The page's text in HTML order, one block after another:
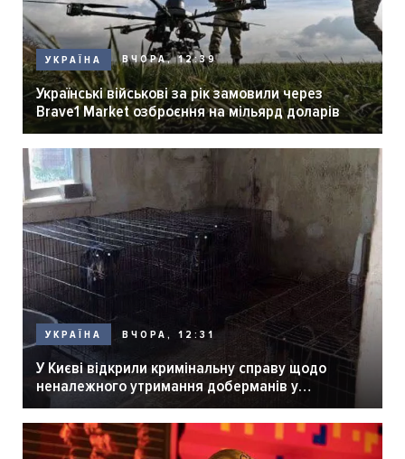
УКРАЇНА ВЧОРА, 12:39
Українські військові за рік замовили через
Brave1 Market озброєння на мільярд доларів
УКРАЇНА ВЧОРА, 12:31
У Києві відкрили кримінальну справу щодо
неналежного утримання доберманів у
розпліднику